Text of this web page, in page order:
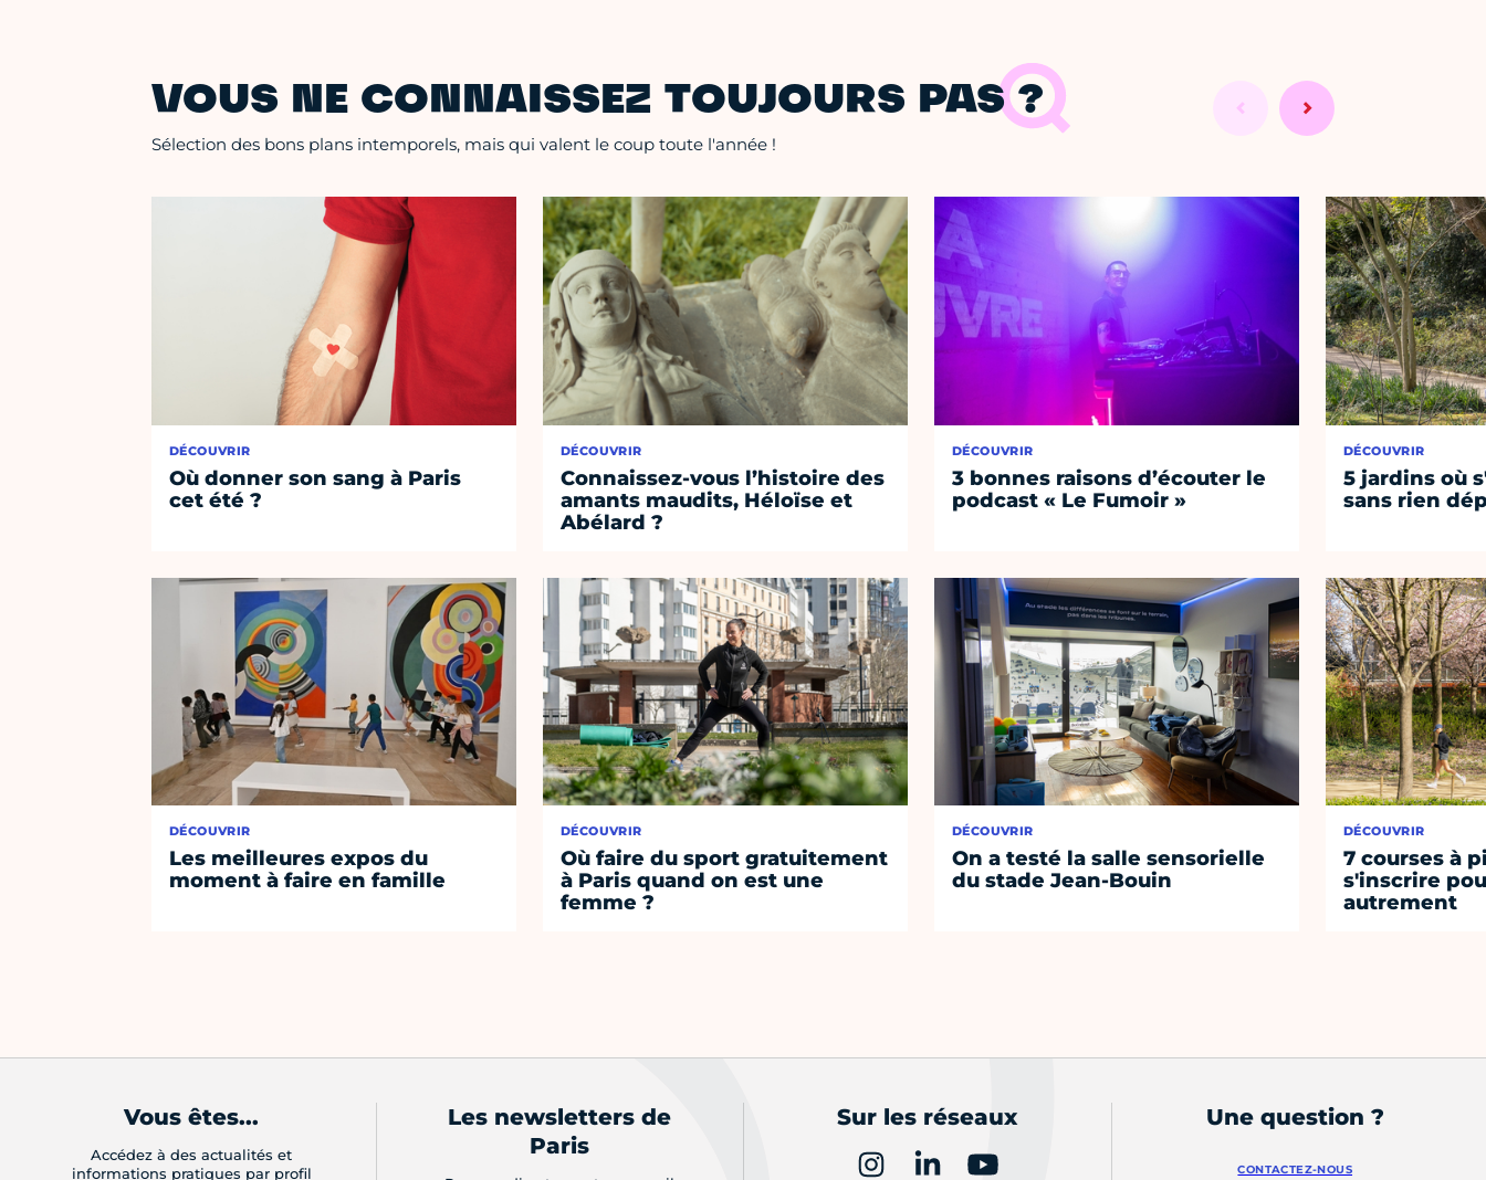
VOUS NE CONNAISSEZ TOUJOURS PAS ?
Sélection des bons plans intemporels, mais qui valent le coup toute l'année !
DÉCOUVRIR
Où donner son sang à Paris
cet été ?
DÉCOUVRIR
Les meilleures expos du
moment à faire en famille
DÉCOUVRIR
Connaissez-vous l’histoire des
amants maudits, Héloïse et
Abélard ?
DÉCOUVRIR
Où faire du sport gratuitement
à Paris quand on est une
femme ?
DÉCOUVRIR
3 bonnes raisons d’écouter le
podcast « Le Fumoir »
DÉCOUVRIR
On a testé la salle sensorielle
du stade Jean-Bouin
DÉCOUVRIR
5 jardins où
sans rien
DÉCOUVRIR
7 courses à
s'inscrire
autrement
Vous êtes...
Accédez à des actualités et
informations pratiques par profil
Les newsletters de
Paris
Sur les réseaux Une question ?
CONTACTEZ-NOUS